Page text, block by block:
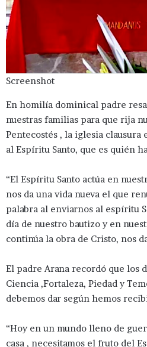
Screenshot
En homilía dominical padre
nuestras familias para que rija
Pentecostés , la iglesia clausura
al Espíritu Santo, que es quién
“El Espíritu Santo actúa en
nos da una vida nueva el que
palabra al enviarnos al espíritu
día de nuestro bautizo y en
continúa la obra de Cristo, nos
El padre Arana recordó que los
Ciencia ,Fortaleza, Piedad y
debemos dar según hemos
“Hoy en un mundo lleno de
casa , necesitamos el fruto del
de Tepeaca red
San Nicolás
.
más
servicios
en
;
pone
en
Romero